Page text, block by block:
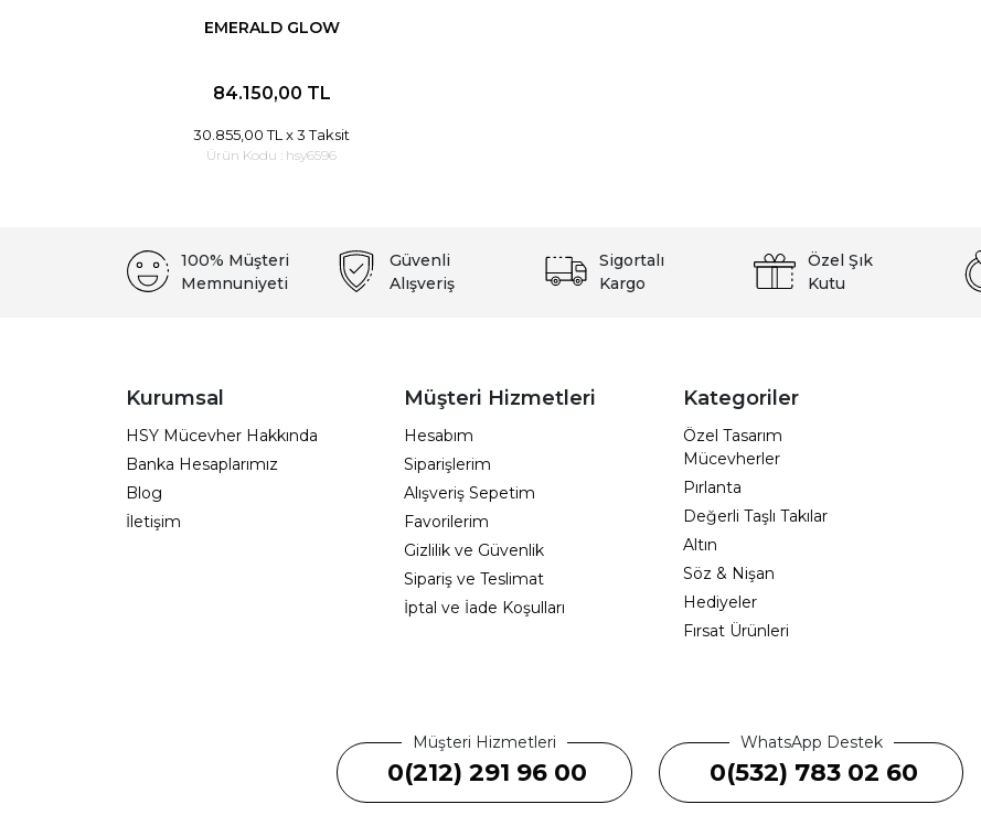
EMERALD GLOW
84.150,00 TL
30.855,00 TL x 3 Taksit
Ürün Kodu : hsy6596
100% Müşteri
Memnuniyeti
Güvenli
Alışveriş
Sigortalı
Kargo
Özel Şık
Kutu
Kurumsal
HSY Mücevher Hakkında
Banka Hesaplarımız
Blog
İletişim
Müşteri Hizmetleri
Hesabım
Siparişlerim
Alışveriş Sepetim
Favorilerim
Gizlilik ve Güvenlik
Sipariş ve Teslimat
İptal ve İade Koşulları
Kategoriler
Özel Tasarım
Mücevherler
Pırlanta
Değerli Taşlı Takılar
Altın
Söz & Nişan
Hediyeler
Fırsat Ürünleri
Müşteri Hizmetleri
0(212) 291 96 00
WhatsApp Destek
0(532) 783 02 60